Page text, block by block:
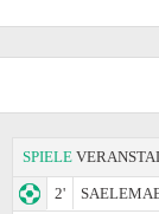
SPIELE
2'